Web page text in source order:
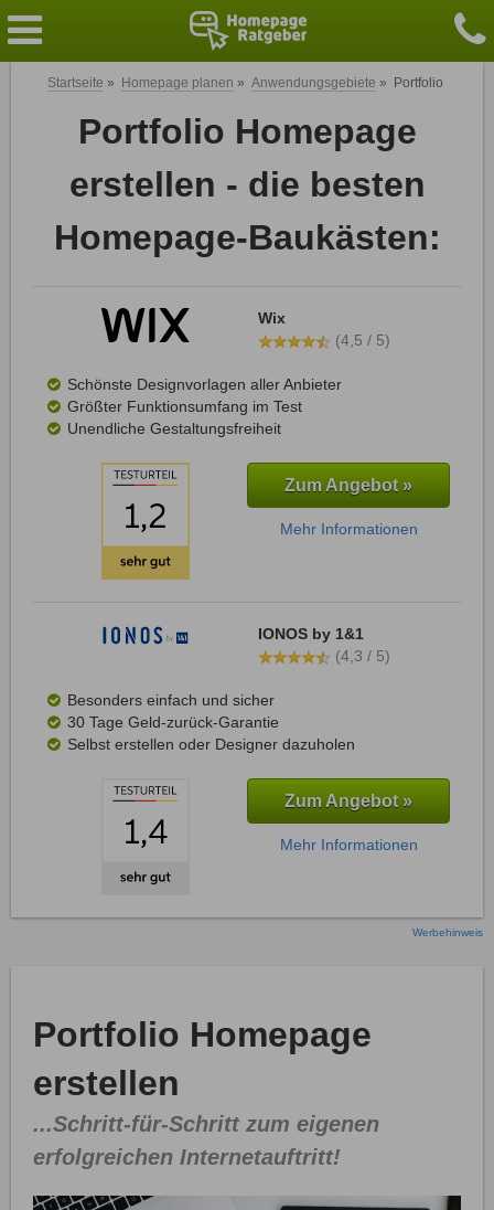
Startseite » Homepage planen » Anwendungsgebiete » Portfolio
Portfolio Homepage
erstellen - die besten
Homepage-Baukästen:
Wix
(4,5 / 5)
Schönste Designvorlagen aller Anbieter
Größter Funktionsumfang im Test
Unendliche Gestaltungsfreiheit
Zum Angebot »
Mehr Informationen
IONOS by 1&1
(4,3 / 5)
Besonders einfach und sicher
30 Tage Geld-zurück-Garantie
Selbst erstellen oder Designer dazuholen
Zum Angebot »
Mehr Informationen
Werbehinweis
Portfolio Homepage
erstellen
...Schritt-für-Schritt zum eigenen
erfolgreichen Internetauftritt!